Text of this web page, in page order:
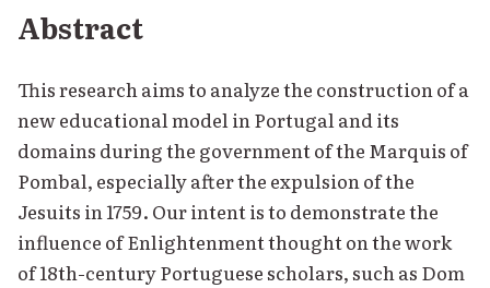
Abstract
This research aims to analyze the construction of a
new educational model in Portugal and its
domains during the government of the Marquis of
Pombal, especially after the expulsion of the
Jesuits in 1759. Our intent is to demonstrate the
influence of Enlightenment thought on the work
of 18th-century Portuguese scholars, such as Dom